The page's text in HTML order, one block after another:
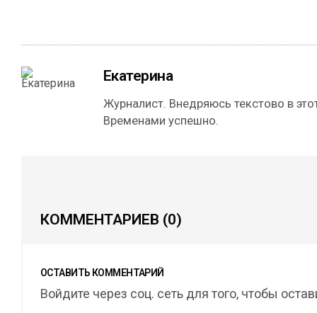
Екатерина
Журналист. Внедряюсь текстово в
Временами успешно.
КОММЕНТАРИЕВ (0)
ОСТАВИТЬ КОММЕНТАРИЙ
Войдите через соц. сеть для того, чтобы